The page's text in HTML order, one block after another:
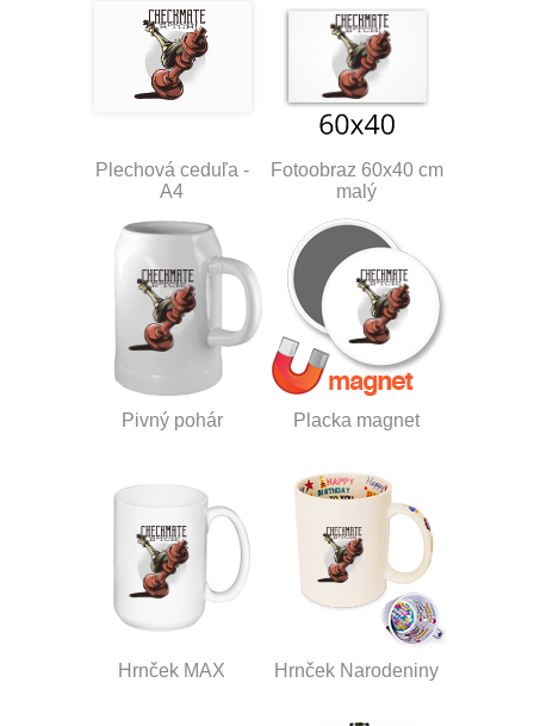
Plechová ceduľa -
A4
Fotoobraz 60x40 cm
malý
Pivný pohár Placka magnet
Hrnček MAX Hrnček Narodeniny